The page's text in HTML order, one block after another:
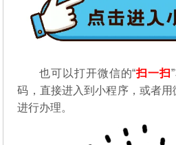
也可以打开微信的“扫一扫
码，直接进入到小程序，或者用
进行办理。